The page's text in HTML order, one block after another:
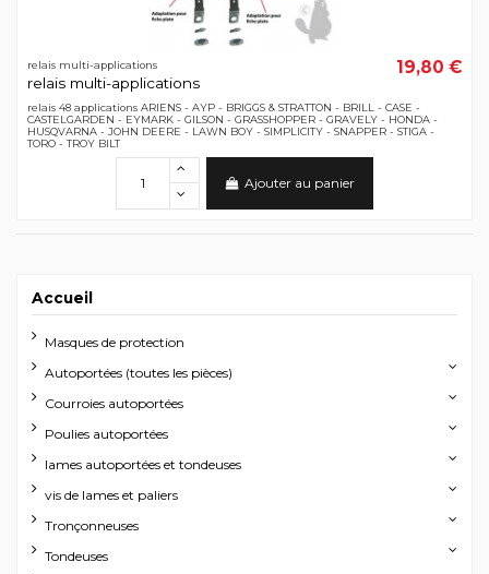
relais multi-applications
relais multi-applications
19,80 €
relais 48 applications ARIENS - AYP - BRIGGS & STRATTON - BRILL - CASE -
CASTELGARDEN - EYMARK - GILSON - GRASSHOPPER - GRAVELY - HONDA -
HUSQVARNA - JOHN DEERE - LAWN BOY - SIMPLICITY - SNAPPER - STIGA -
TORO - TROY BILT
Ajouter au panier
Accueil
Masques de protection
Autoportées (toutes les pièces)
Courroies autoportées
Poulies autoportées
lames autoportées et tondeuses
vis de lames et paliers
Tronçonneuses
Tondeuses